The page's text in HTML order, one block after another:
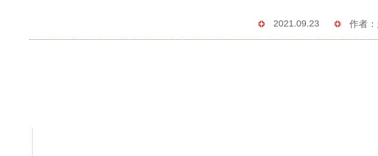
2021.09.23 作者